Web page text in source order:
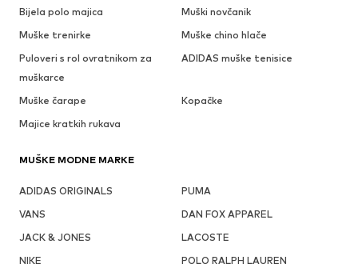
Bijela polo majica
Muški novčanik
Muške trenirke
Muške chino hlače
Puloveri s rol ovratnikom za
muškarce
ADIDAS muške tenisice
Muške čarape
Kopačke
Majice kratkih rukava
MUŠKE MODNE MARKE
ADIDAS ORIGINALS
PUMA
VANS
DAN FOX APPAREL
JACK & JONES
LACOSTE
NIKE
POLO RALPH LAUREN